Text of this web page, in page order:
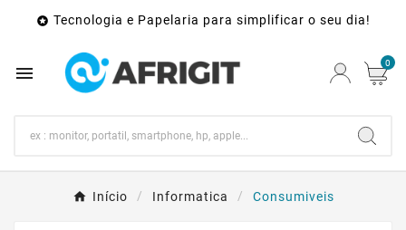
 Tecnologia e Papelaria para simplificar o seu dia!
 0
Início Informatica Consumiveis